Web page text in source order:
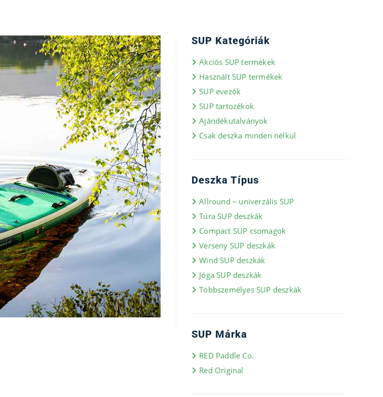
SUP Kategóriák
Akciós SUP termékek
Használt SUP termékek
SUP evezők
SUP tartozékok
Ajándékutalványok
Csak deszka minden nélkül
Deszka Típus
Allround – univerzális SUP
Túra SUP deszkák
Compact SUP csomagok
Verseny SUP deszkák
Wind SUP deszkák
Jóga SUP deszkák
Többszemélyes SUP deszkák
SUP Márka
RED Paddle Co.
Red Original